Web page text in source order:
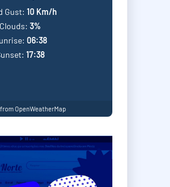
Gust: 10 Km/h
Clouds: 3%
06:38
17:38
OpenWeatherMap